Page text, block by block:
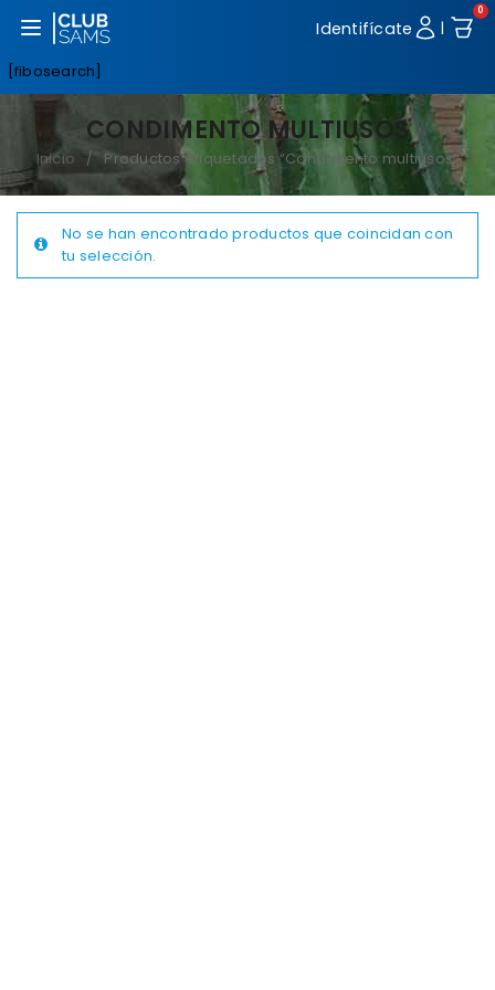
Abrir menú Identifícate |
0
[fibosearch]
CONDIMENTO MULTIUSOS
Inicio / Productos etiquetados “Condimento multiusos”
No se han encontrado productos que coincidan con
tu selección.